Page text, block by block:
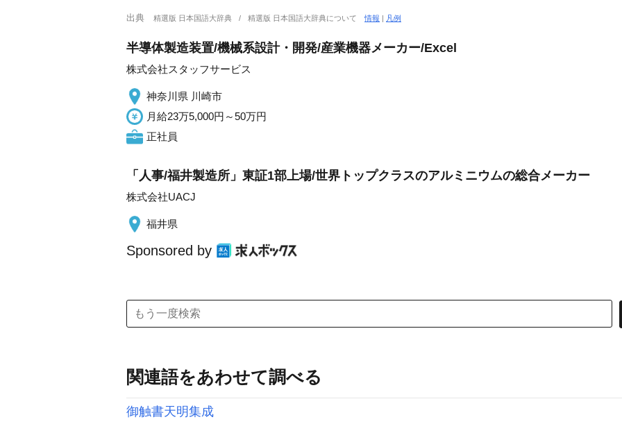
出典 精選版 日本国語大辞典 精選版 日本国語大辞典について情報 | 凡例
半導体製造装置/機械系設計・開発/産業機器メーカー/Excel
株式会社スタッフサービス
神奈川県 川崎市
月給23万5,000円～50万円
正社員
「人事/福井製造所」東証1部上場/世界トップクラスのアルミニウムの総合メーカー
株式会社UACJ
福井県
Sponsored by
関連語をあわせて調べる
御触書天明集成